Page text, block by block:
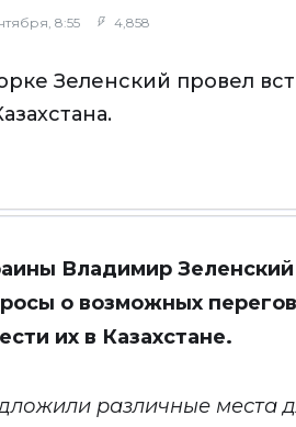
8:55 4,858
Зеленский провел
Владимир Зеленский
о возможных
их в Казахстане.
различные места